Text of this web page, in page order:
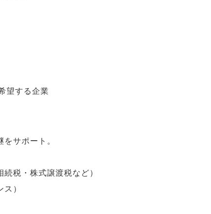
望する企業
サポート。
税・株式譲渡税など）
）